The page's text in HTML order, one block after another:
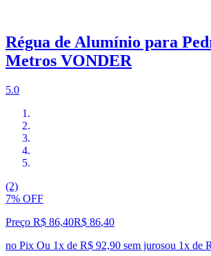
Régua de Alumínio para
Metros VONDER
5.0
(2)
7% OFF
Preço R$ 86,40R$ 86,40
no Pix Ou 1x de R$ 92,90 sem jurosou 1x de